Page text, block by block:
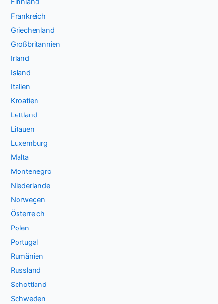
Finnland
Frankreich
Griechenland
Großbritannien
Irland
Island
Italien
Kroatien
Lettland
Litauen
Luxemburg
Malta
Montenegro
Niederlande
Norwegen
Österreich
Polen
Portugal
Rumänien
Russland
Schottland
Schweden